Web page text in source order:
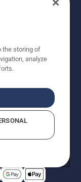
pidätetään.
oikeudet
Sivusto
ja
voi ostaa
Tiedot
the storing of
analyze